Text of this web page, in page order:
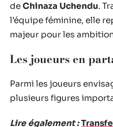
deChinaza Uchendu.
l’équipe féminine, elle
majeur pour les
Les joueurs en
Parmi les joueurs
plusieurs figures
Lire également :